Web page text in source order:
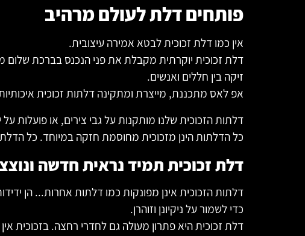
פותחים דלת לעולם מרהיב
אין כמו דלת זכוכית לבטא אמירה עיצובית.
דלת זכוכית יוקרתית מקבלת את פני הנכנס בברכת
זיקה בין חללים ואנשים.
אפ לאס מתכננת, מייצרת ומתקינה דלתות זכוכית
דלתות הזכוכית שלנו מותקנות על גבי צירים, או פועלות
כל הדלתות הינן מזכוכית מחוסמת חזקה במיוחד. כל
דלת זכוכית תמיד נראית חדשה
דלתות הזכוכית אינן מפונקות כמו דלתות אחרות... הן
כדי לשמור על ניקיונן וזוהרן.
דלת זכוכית היא פתרון מעולה גם לחדרי רחצה. בזכוכית